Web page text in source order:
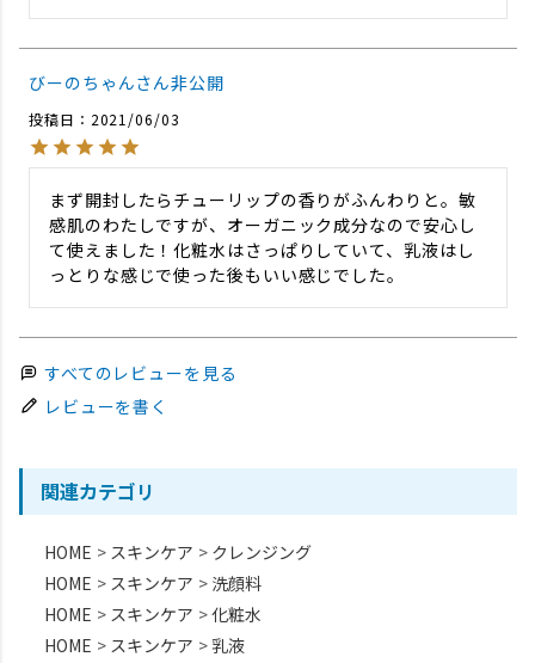
びーのちゃん 非公開
投稿日 2021/06/03
まず開封したらチューリップの香りがふんわりと。敏
感肌のわたしですが、オーガニック成分なので安心し
て使えました！化粧水はさっぱりしていて、乳液はし
っとりな感じで使った後もいい感じでした。
すべてのレビューを見る
レビューを書く
関連カテゴリ
HOME スキンケア
クレンジング
HOME
スキンケア
洗顔料
HOME
スキンケア
化粧水
HOME
スキンケア
乳液